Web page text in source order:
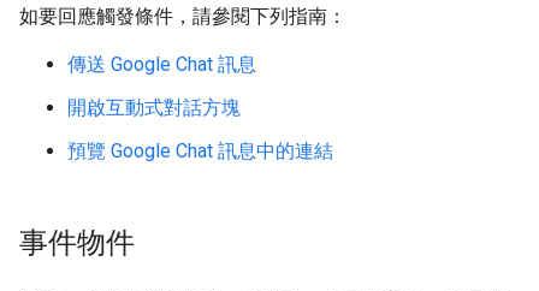
如要回應觸發條件，請參閱下列指南：
傳送 Google Chat 訊息
開啟互動式對話方塊
預覽 Google Chat 訊息中的連結
事件物件